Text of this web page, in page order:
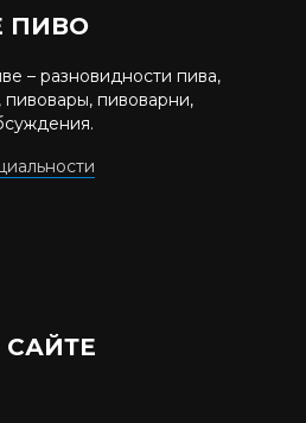
ПИВО
– разновидности пива,
пивоварни,